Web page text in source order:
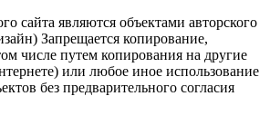
сайта являются объектами авторского
Запрещается копирование,
числе путем копирования на другие
или любое иное использование
без предварительного согласия